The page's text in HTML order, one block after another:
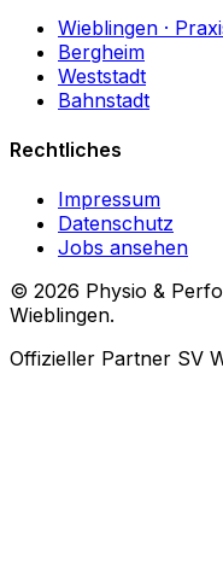
Wieblingen ·
Bergheim
Weststadt
Bahnstadt
Rechtliches
Impressum
Datenschutz
Jobs ansehen
© 2026 Physio &
Wieblingen.
Offizieller Partner SV